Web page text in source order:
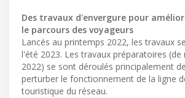
Des travaux d'envergure pour
le parcours des voyageurs
Lancés au printemps 2022, les travaux
l'été 2023. Les travaux préparatoires
2022) se sont déroulés principalement
perturber le fonctionnement de la ligne
touristique du réseau.